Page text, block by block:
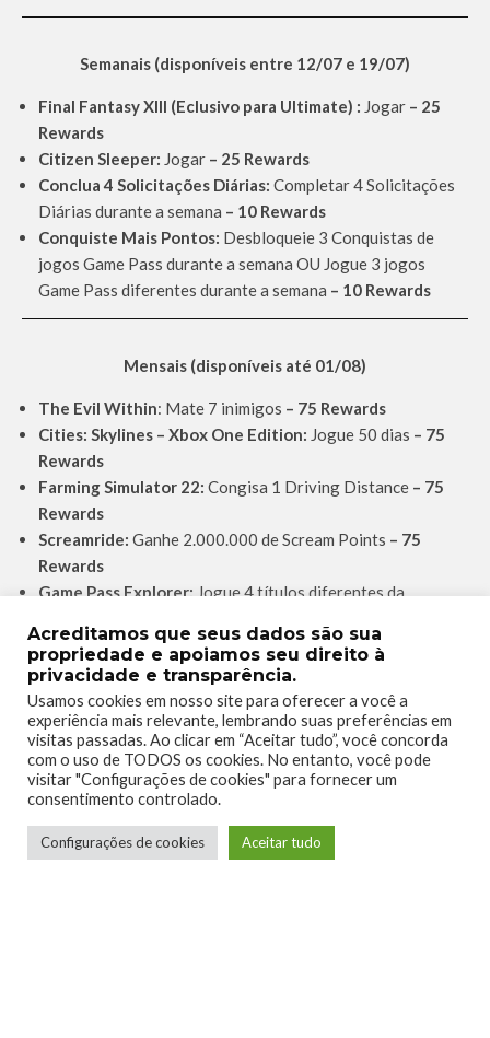
Semanais (disponíveis entre 12/07 e 19/07)
Final Fantasy XIII (Eclusivo para Ultimate) : Jogar – 25
Rewards
Citizen Sleeper: Jogar – 25 Rewards
Conclua 4 Solicitações Diárias: Completar 4 Solicitações
Diárias durante a semana – 10 Rewards
Conquiste Mais Pontos: Desbloqueie 3 Conquistas de
jogos Game Pass durante a semana OU Jogue 3 jogos
Game Pass diferentes durante a semana – 10 Rewards
Mensais (disponíveis até 01/08)
The Evil Within: Mate 7 inimigos – 75 Rewards
Cities: Skylines – Xbox One Edition: Jogue 50 dias – 75
Rewards
Farming Simulator 22: Congisa 1 Driving Distance – 75
Rewards
Screamride: Ganhe 2.000.000 de Scream Points – 75
Rewards
Game Pass Explorer:Jogue 4 títulos diferentes da
Solicitação para Iniciante:Complete 6 Solicitações
Diárias e 4 Solicitações Semanais este mês
Dedicação às Solicitações:Complete 12 Solicitações
Diárias e 8 Solicitações Semanais este mês– 100 Rewards
Complecionista de Solicitaçõe:Complete 22 Solicitações
Diárias e 12 Solicitações Semanais este mês– 1.000
Rewards
Acreditamos que seus dados são sua
propriedade e apoiamos seu direito à
privacidade e transparência.
Usamos cookies em nosso site para oferecer a você a
experiência mais relevante, lembrando suas preferências em
visitas passadas. Ao clicar em “Aceitar tudo”, você concorda
com o uso de TODOS os cookies. No entanto, você pode
visitar "Configurações de cookies" para fornecer um
consentimento controlado.
Configurações de cookies Aceitar tudo